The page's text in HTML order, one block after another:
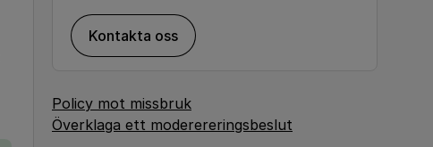
Kontakta oss
Policy mot missbruk
Överklaga ett moderereringsbeslut